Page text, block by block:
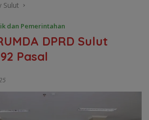
Sulut
dan Pemerintahan
DPRD Sulut
Pasal